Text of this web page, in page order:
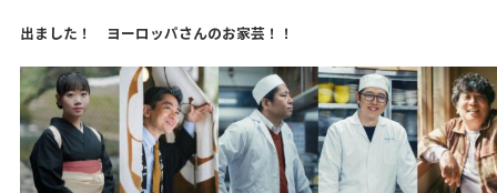
出ました！ ヨーロッパさんのお家芸！！